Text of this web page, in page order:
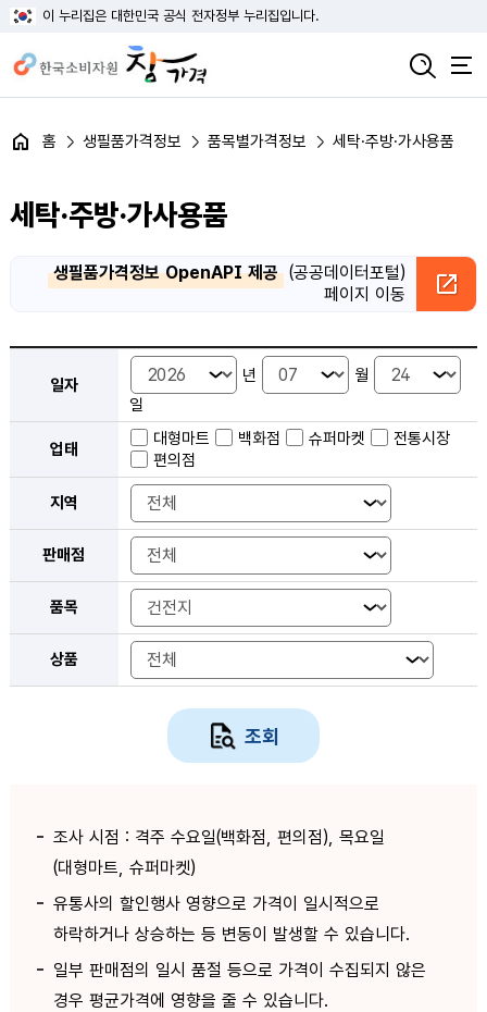
이 누리집은 대한민국 공식 전자정부 누리집입니다.
홈 생필품가격정보 품목별가격정보 세탁·주방·가사용품
세탁·주방·가사용품
생필품가격정보 OpenAPI 제공 (공공데이터포털)
페이지 이동
일자 년
월
일
업태
대형마트 백화점 슈퍼마켓
전통시장
편의점
지역
판매점
품목
상품
조회
조사 시점 : 격주 수요일(백화점, 편의점), 목요일
(대형마트, 슈퍼마켓)
유통사의 할인행사 영향으로 가격이 일시적으로
하락하거나 상승하는 등 변동이 발생할 수 있습니다.
일부 판매점의 일시 품절 등으로 가격이 수집되지 않은
경우 평균가격에 영향을 줄 수 있습니다.